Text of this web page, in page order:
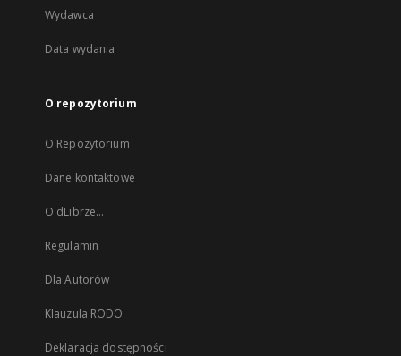
Wydawca
Data wydania
O repozytorium
O Repozytorium
Dane kontaktowe
O dLibrze...
Regulamin
Dla Autorów
Klauzula RODO
Deklaracja dostępności